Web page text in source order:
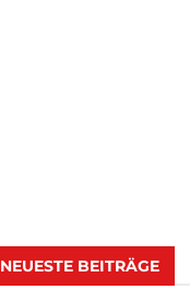
NEUESTE BEITRÄGE